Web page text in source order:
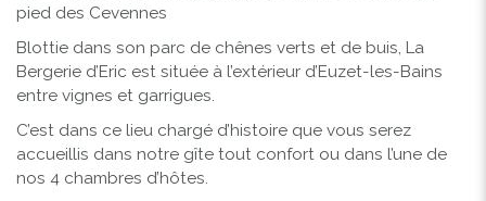
pied des Cevennes
Blottie dans son parc de chênes verts et de buis, La
Bergerie d’Eric est située à l’extérieur d’Euzet-les-Bains
entre vignes et garrigues.
C’est dans ce lieu chargé d’histoire que vous serez
accueillis dans notre gîte tout confort ou dans l’une de
nos 4 chambres d’hôtes.